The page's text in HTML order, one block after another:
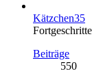
Kätzchen35
Beiträge
550